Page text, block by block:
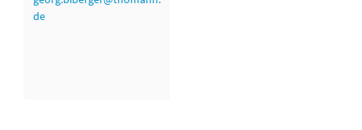
de